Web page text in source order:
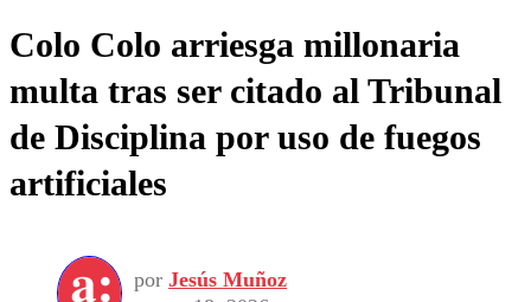
Colo Colo arriesga millonaria
multa tras ser citado al Tribunal
de Disciplina por uso de fuegos
artificiales
por Jesús Muñoz